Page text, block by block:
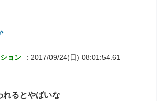
ョン
：2017/09/24(日) 08:01:54.61
れるとやばいな